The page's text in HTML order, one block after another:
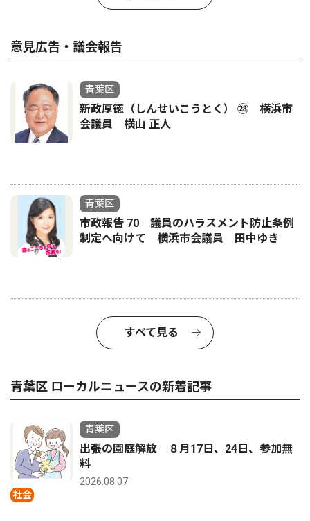
意見広告・議会報告
青葉区
新政厚徳（しんせいこうとく） ㉘ 横浜市
会議員 横山 正人
青葉区
市政報告 70 議員のハラスメント防止条例
制定へ向けて 横浜市会議員 田中ゆき
すべて見る
青葉区 ローカルニュースの新着記事
社会
青葉区
出張の園庭解放 ８月17日、24日、参加無
料
2026.08.07